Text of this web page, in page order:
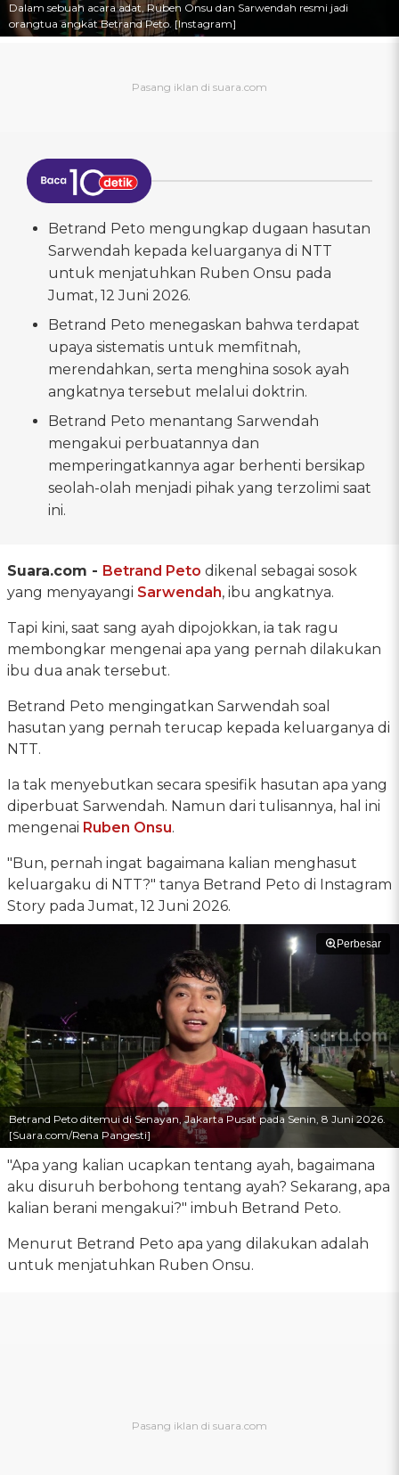
Dalam sebuah acara adat, Ruben Onsu dan Sarwendah resmi jadi
orangtua angkat Betrand Peto. [Instagram]
Betrand Peto mengungkap dugaan hasutan
Sarwendah kepada keluarganya di NTT
untuk menjatuhkan Ruben Onsu pada
Jumat, 12 Juni 2026.
Betrand Peto menegaskan bahwa terdapat
upaya sistematis untuk memfitnah,
merendahkan, serta menghina sosok ayah
angkatnya tersebut melalui doktrin.
Betrand Peto menantang Sarwendah
mengakui perbuatannya dan
memperingatkannya agar berhenti bersikap
seolah-olah menjadi pihak yang terzolimi saat
ini.
Suara.com - Betrand Peto dikenal sebagai sosok
yang menyayangi Sarwendah, ibu angkatnya.
Tapi kini, saat sang ayah dipojokkan, ia tak ragu
membongkar mengenai apa yang pernah dilakukan
ibu dua anak tersebut.
Betrand Peto mengingatkan Sarwendah soal
hasutan yang pernah terucap kepada keluarganya di
NTT.
Ia tak menyebutkan secara spesifik hasutan apa yang
diperbuat Sarwendah. Namun dari tulisannya, hal ini
mengenai Ruben Onsu.
"Bun, pernah ingat bagaimana kalian menghasut
keluargaku di NTT?" tanya Betrand Peto di Instagram
Story pada Jumat, 12 Juni 2026.
Perbesar
Betrand Peto ditemui di Senayan, Jakarta Pusat pada Senin, 8 Juni 2026.
[Suara.com/Rena Pangesti]
"Apa yang kalian ucapkan tentang ayah, bagaimana
aku disuruh berbohong tentang ayah? Sekarang, apa
kalian berani mengakui?" imbuh Betrand Peto.
Menurut Betrand Peto apa yang dilakukan adalah
untuk menjatuhkan Ruben Onsu.